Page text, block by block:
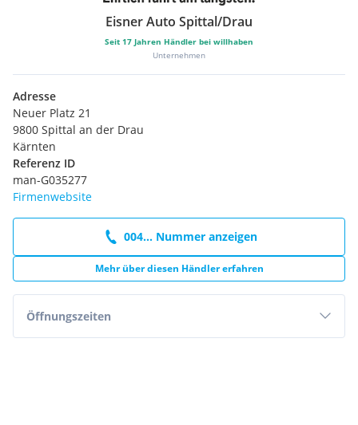
Eisner Auto Spittal/Drau
Seit 17 Jahren Händler bei willhaben
Unternehmen
Adresse
Neuer Platz 21
9800 Spittal an der Drau
Kärnten
Referenz ID
man-G035277
Firmenwebsite
004... Nummer anzeigen
Mehr über diesen Händler erfahren
Öffnungszeiten